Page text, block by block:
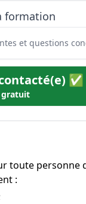
formation
✅
gratuit
toute personne
: